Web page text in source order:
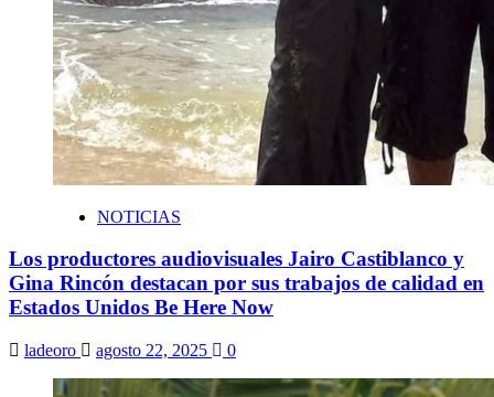
NOTICIAS
Los productores audiovisuales Jairo Castiblanco y
Gina Rincón destacan por sus trabajos de calidad en
Estados Unidos Be Here Now
ladeoro agosto 22, 2025 0